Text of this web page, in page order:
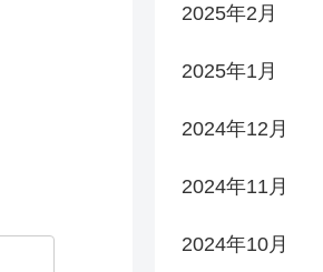
2025年2月
2025年1月
2024年12月
2024年11月
2024年10月